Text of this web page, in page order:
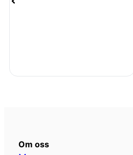
Om oss